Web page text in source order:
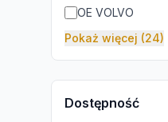
OE VOLVO
Pokaż więcej (24)
Dostępność